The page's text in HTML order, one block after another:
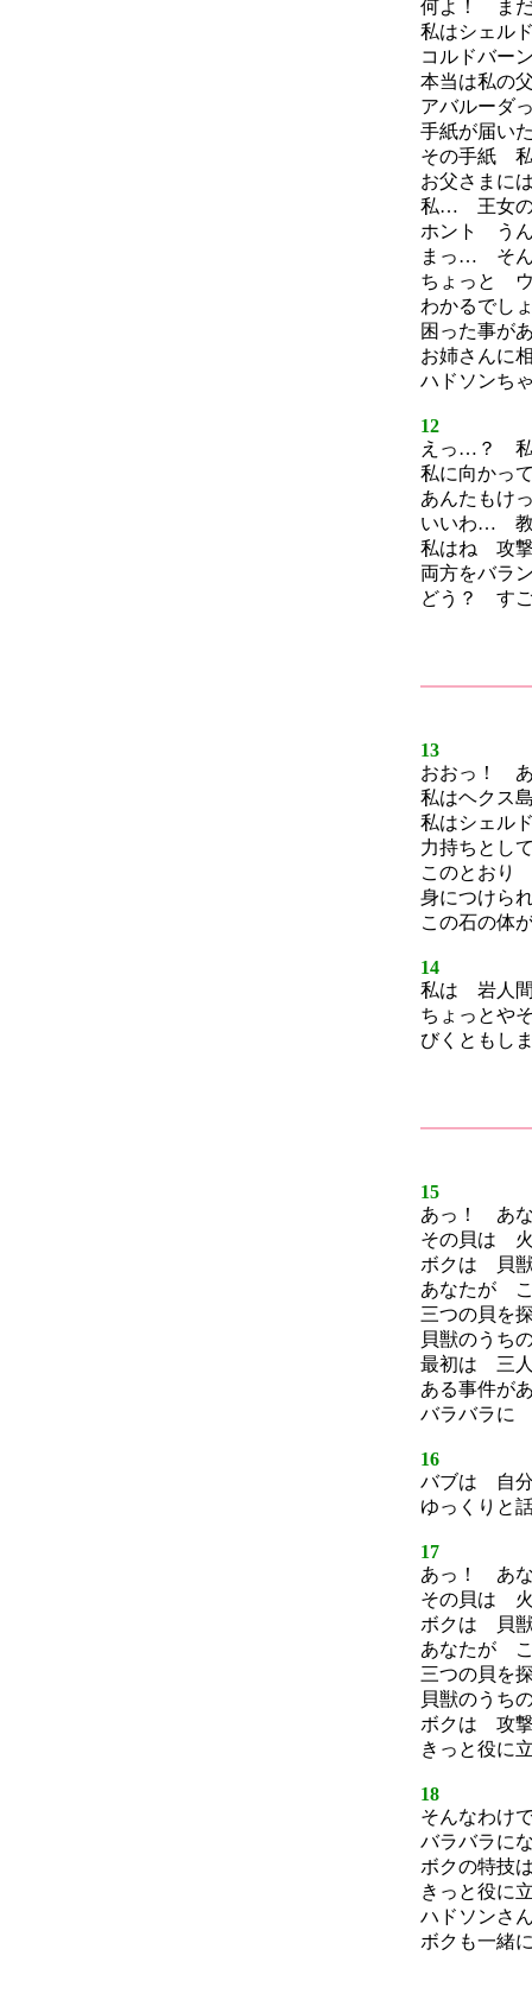
何よ！ ま
私はシェル
コルドバー
本当は私の
アバルーダ
手紙が届い
その手紙 私
お父さまに
私… 王女の
ホント う
まっ… そん
ちょっと ウ
わかるでし
困った事が
お姉さんに
ハドソンち
12
えっ…？ 私
私に向かっ
あんたもけ
いいわ… 教
私はね 攻撃
両方をバラ
どう？ す
13
おおっ！
私はヘクス
私はシェル
力持ちとし
このとおり
身につけら
この石の体
14
私は 岩人
ちょっとや
びくともし
15
あっ！ あな
その貝は
ボクは 貝
あなたが
三つの貝を
貝獣のうち
最初は 三人
ある事件が
バラバラに
16
バブは 自分
ゆっくりと
17
あっ！ あな
その貝は
ボクは 貝
あなたが
三つの貝を
貝獣のうち
ボクは 攻
きっと役に
18
そんなわけ
バラバラに
ボクの特技
きっと役に
ハドソンさ
ボクも一緒